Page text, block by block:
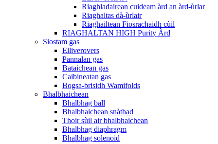
Riaghladairean cuideam àrd an àrd-ùrlar
Riaghaltas dà-ùrlair
Riaghailtean Fiosrachaidh cùil
RIAGHALTAN HIGH Purity Àrd
Siostam gas
Elliverovers
Pannalan gas
Bataichean gas
Caibineatan gas
Bogsa-brisidh Wamifolds
Bhalbhaichean
Bhalbhag ball
Bhalbhaichean snàthad
Thoir sùil air bhalbhaichean
Bhalbhag diaphragm
Bhalbhag solenoid